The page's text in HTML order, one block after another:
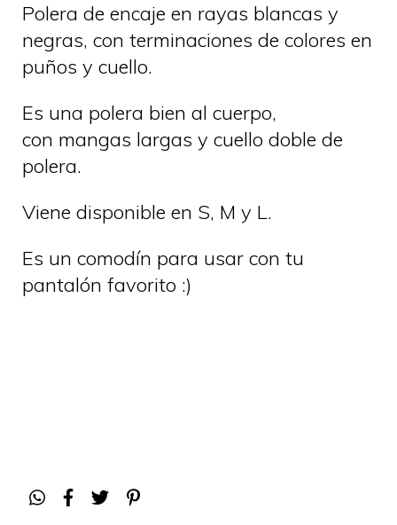
Polera de encaje en rayas blancas y
negras, con terminaciones de colores en
puños y cuello.
Es una polera bien al cuerpo,
con mangas largas y cuello doble de
polera.
Viene disponible en S, M y L.
Es un comodín para usar con tu
pantalón favorito :)